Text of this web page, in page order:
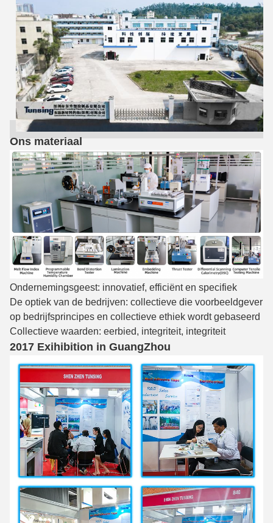
Ons materiaal
Ondernemingsgeest: innovatief, efficiënt en specifiek
De optiek van de bedrijven: collectieve die voorbeeldgever
op bedrijfsprincipes en collectieve ethiek wordt gebaseerd
Collectieve waarden: eerbied, integriteit, integriteit
2017 Exihibition in GuangZhou